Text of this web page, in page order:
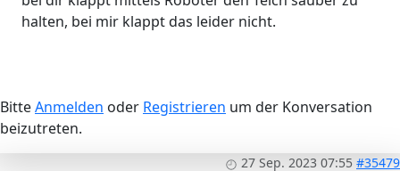
halten, bei mir klappt das leider nicht.
BitteAnmelden oder Registrieren um der Konversation
beizutreten.
27 Sep. 2023 07:55 #35479